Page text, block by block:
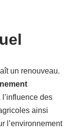
un renouveau.
des
ainsi
l’environnement